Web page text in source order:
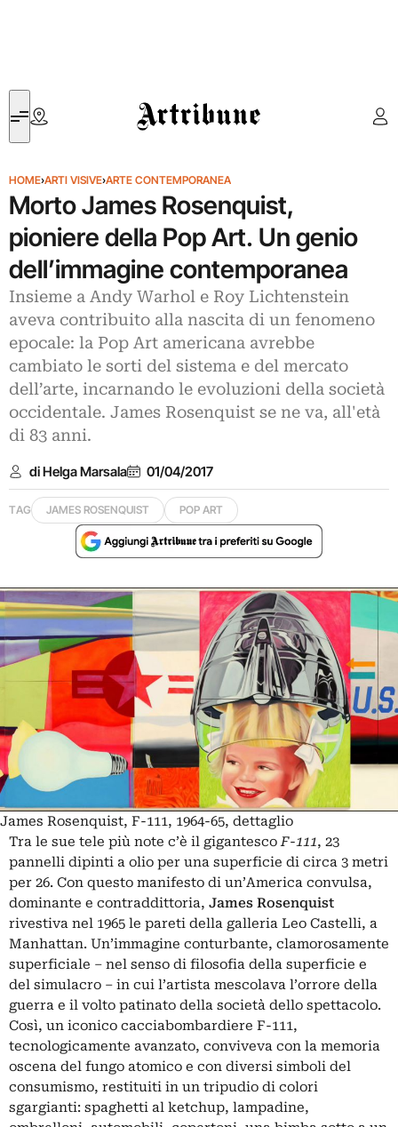
Artribune
HOME›ARTI VISIVE›ARTE CONTEMPORANEA
Morto James Rosenquist,
pioniere della Pop Art. Un genio
dell’immagine contemporanea
Insieme a Andy Warhol e Roy Lichtenstein
aveva contribuito alla nascita di un fenomeno
epocale: la Pop Art americana avrebbe
cambiato le sorti del sistema e del mercato
dell’arte, incarnando le evoluzioni della società
occidentale. James Rosenquist se ne va, all'età
di 83 anni.
di Helga Marsala 01/04/2017
TAG JAMES ROSENQUIST POP ART
James Rosenquist, F-111, 1964-65, dettaglio
Tra le sue tele più note c’è il gigantescoF-111, 23
pannelli dipinti a olio per una superficie di circa 3 metri
per 26. Con questo manifesto di un’America convulsa,
dominante e contraddittoria, James Rosenquist
rivestiva nel 1965 le pareti della galleria Leo Castelli, a
Manhattan. Un’immagine conturbante, clamorosamente
superficiale – nel senso di filosofia della superficie e
del simulacro – in cui l’artista mescolava l’orrore della
guerra e il volto patinato della società dello spettacolo.
Così, un iconico cacciabombardiere F-111,
tecnologicamente avanzato, conviveva con la memoria
oscena del fungo atomico e con diversi simboli del
consumismo, restituiti in un tripudio di colori
sgargianti: spaghetti al ketchup, lampadine,